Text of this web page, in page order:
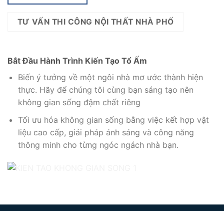
TƯ VẤN THI CÔNG NỘI THẤT NHÀ PHỐ
Bắt Đầu Hành Trình Kiến Tạo Tổ Ấm
Biến ý tưởng về một ngôi nhà mơ ước thành hiện
thực. Hãy để chúng tôi cùng bạn sáng tạo nên
không gian sống đậm chất riêng
Tối ưu hóa không gian sống bằng việc kết hợp vật
liệu cao cấp, giải pháp ánh sáng và công năng
thông minh cho từng ngóc ngách nhà bạn.